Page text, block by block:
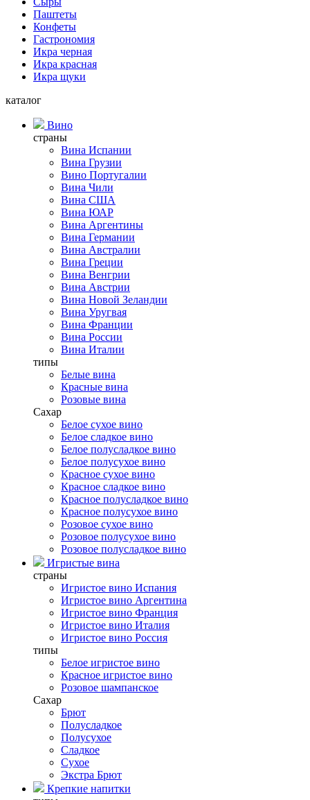
Паштеты
Конфеты
Гастрономия
Икра черная
Икра красная
Икра щуки
каталог
Вино
страны
Вина Испании
Вина Грузии
Вино Португалии
Вина Чили
Вина США
Вина ЮАР
Вина Аргентины
Вина Германии
Вина Австралии
Вина Греции
Вина Венгрии
Вина Австрии
Вина Новой Зеландии
Вина Уругвая
Вина Франции
Вина России
Вина Италии
типы
Белые вина
Красные вина
Розовые вина
Сахар
Белое сухое вино
Белое сладкое вино
Белое полусладкое вино
Белое полусухое вино
Красное сухое вино
Красное сладкое вино
Красное полусладкое вино
Красное полусухое вино
Розовое сухое вино
Розовое полусухое вино
Розовое полусладкое вино
Игристые вина
страны
Игристое вино Испания
Игристое вино Аргентина
Игристое вино Франция
Игристое вино Италия
Игристое вино Россия
типы
Белое игристое вино
Красное игристое вино
Розовое шампанское
Сахар
Брют
Полусладкое
Полусухое
Сладкое
Сухое
Экстра Брют
Крепкие напитки